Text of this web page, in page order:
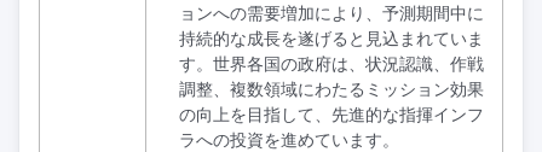
ョンへの需要増加により、予測期間中に
持続的な成長を遂げると見込まれていま
す。世界各国の政府は、状況認識、作戦
調整、複数領域にわたるミッション効果
の向上を目指して、先進的な指揮インフ
ラへの投資を進めています。